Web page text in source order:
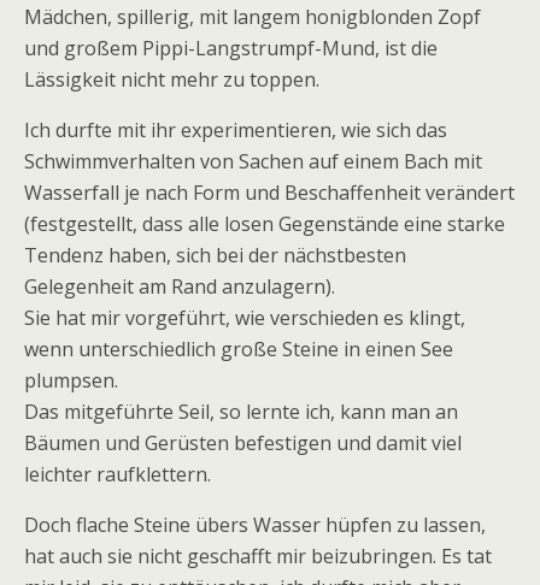
Mädchen, spillerig, mit langem honigblonden Zopf
und großem Pippi-Langstrumpf-Mund, ist die
Lässigkeit nicht mehr zu toppen.
Ich durfte mit ihr experimentieren, wie sich das
Schwimmverhalten von Sachen auf einem Bach mit
Wasserfall je nach Form und Beschaffenheit verändert
(festgestellt, dass alle losen Gegenstände eine starke
Tendenz haben, sich bei der nächstbesten
Gelegenheit am Rand anzulagern).
Sie hat mir vorgeführt, wie verschieden es klingt,
wenn unterschiedlich große Steine in einen See
plumpsen.
Das mitgeführte Seil, so lernte ich, kann man an
Bäumen und Gerüsten befestigen und damit viel
leichter raufklettern.
Doch flache Steine übers Wasser hüpfen zu lassen,
hat auch sie nicht geschafft mir beizubringen. Es tat